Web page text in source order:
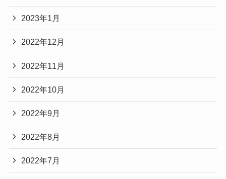
2023年1月
2022年12月
2022年11月
2022年10月
2022年9月
2022年8月
2022年7月